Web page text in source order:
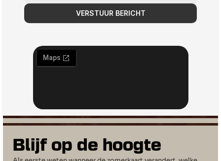
VERSTUUR BERICHT
Blijf op de hoogte